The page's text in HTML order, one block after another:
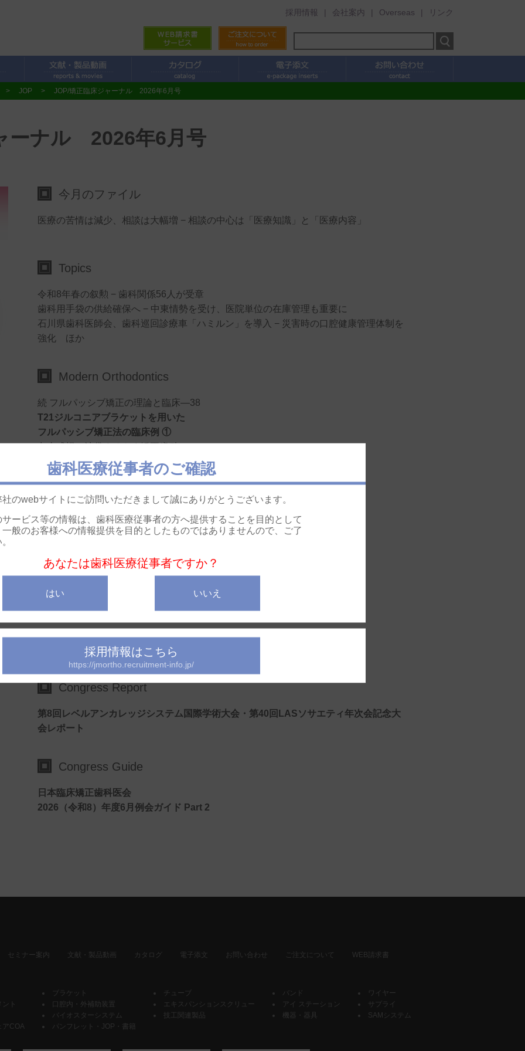
歯科医療従事者のご確認
社のwebサイトにご訪問いただきまして誠にありがとうございます。
サービス等の情報は、歯科医療従事者の方へ提供することを目的として
一般のお客様への情報提供を目的としたものではありませんので、ご了
あなたは歯科医療従事者ですか？
はい いいえ
採用情報はこちら
https://jmortho.recruitment-info.jp/
採用情報 会社案内 Overseas リンク
> JOP > JOP/矯正臨床ジャーナル 2026年6月号
ーナル 2026年6月号
今月のファイル
医療の苦情は減少、相談は大幅増 − 相談の中心は「医療知識」と「医療内容」
Topics
令和8年春の叙勲 − 歯科関係56人が受章
歯科用手袋の供給確保へ − 中東情勢を受け、医院単位の在庫管理も重要に
石川県歯科医師会、歯科巡回診療車「ハミルン」を導入 − 災害時の口腔健康管理体制を
強化 ほか
Modern Orthodontics
続 フルパッシブ矯正の理論と臨床—38
T21ジルコニアブラケットを用いた
フルパッシブ矯正法の臨床例 ①
丸山成暢（池袋まるやま矯正歯科）
田村 元（田村矯正歯科）
Hygiene Work
DHのための矯正臨床マニュアル—24
− DBSを成功に導く事前準備と臨床手技
吾妻真美（白石矯正歯科、白田オーソ株式会社）
Seminar Report
「小児矯正歯科トラブル − 歯科業界の課題と蔓延る誤解 −」レポート
Congress Report
第8回レベルアンカレッジシステム国際学術大会・第40回LASソサエティ年次会記念大
会レポート
Congress Guide
日本臨床矯正歯科医会
2026（令和8）年度6月例会ガイド Part 2
セミナー案内 文献・製品動画 カタログ 電子添文 お問い合わせ ご注文について WEB請求書
ト
アCOA
ブラケット
口腔内・外補助装置
バイオスターシステム
パンフレット・JOP・書籍
チューブ
エキスパンションスクリュー
技工関連製品
バンド
アイ ステーション
機器・器具
ワイヤー
サプライ
SAMシステム